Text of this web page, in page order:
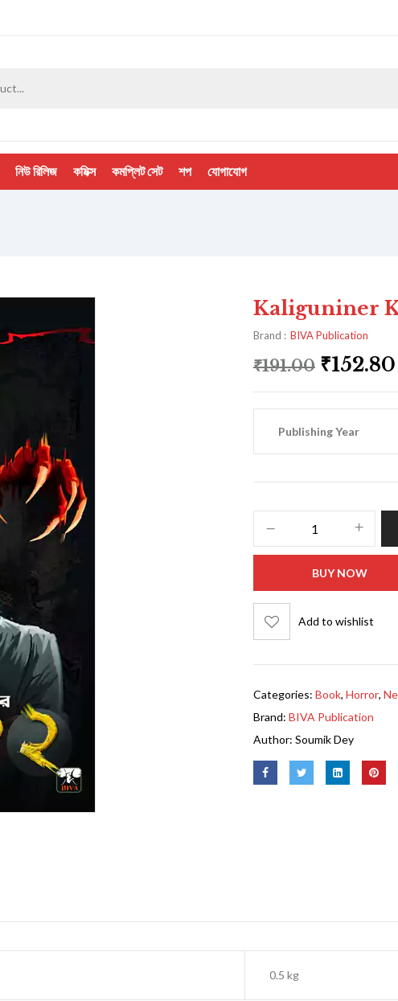
নিউ রিলিজ কমিক্স কমপ্লিট সেট শপ যোগাযোগ
Kaliguniner
Brand : BIVA Publication
₹191.00 ₹152.80
Publishing Year
BUY NOW
Add to wishlist
Categories: Book, Horror,
Brand: BIVA Publication
Author: Soumik Dey
0.5 kg